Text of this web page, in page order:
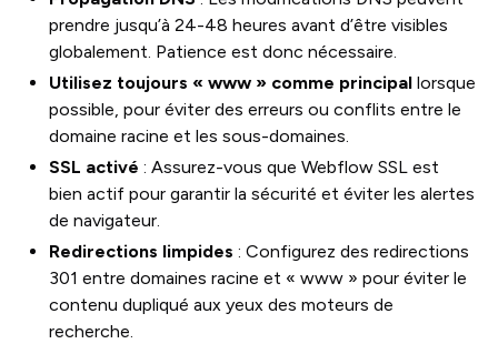
prendre jusqu’à 24-48 heures avant d’être visibles
globalement. Patience est donc nécessaire.
Utilisez toujours « www » comme principal lorsque
possible, pour éviter des erreurs ou conflits entre le
domaine racine et les sous-domaines.
SSL activé : Assurez-vous que Webflow SSL est
bien actif pour garantir la sécurité et éviter les alertes
de navigateur.
Redirections limpides : Configurez des redirections
301 entre domaines racine et « www » pour éviter le
contenu dupliqué aux yeux des moteurs de
recherche.